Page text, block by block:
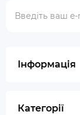
Інформація
Категорії